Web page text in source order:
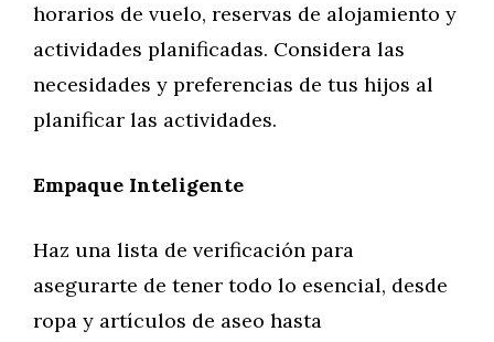
horarios de vuelo, reservas de alojamiento y
actividades planificadas. Considera las
necesidades y preferencias de tus hijos al
planificar las actividades.
Empaque Inteligente
Haz una lista de verificación para
asegurarte de tener todo lo esencial, desde
ropa y artículos de aseo hasta